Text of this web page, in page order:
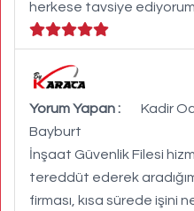
herkese tavsiye ediyorum.
Yorum Yapan : Kadir
Bayburt
İnşaat Güvenlik Filesi
tereddüt ederek
firması, kısa sürede işini